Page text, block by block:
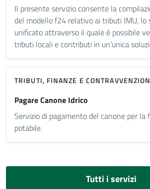
Il presente servizio consente la
del modello f24 relativo ai tributi IMU,
unificato attraverso il quale è possibile
tributi locali e contributi in un’unica
TRIBUTI, FINANZE E
Pagare Canone Idrico
Servizio di pagamento del canone per la
potabile.
Tutti i servizi